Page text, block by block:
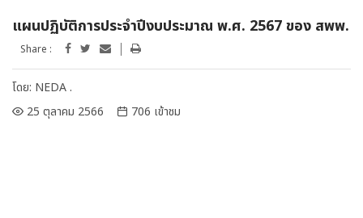
แผนปฏิบัติการประจำปีงบประมาณ พ.ศ. 2567 ของ สพพ.
Share :
โดย: NEDA .
25 ตุลาคม 2566
706 เข้าชม